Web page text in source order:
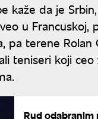
kaže da je
u Francuskoj,
pa terene Rolan
teniseri koji ceo
Rud odabranim